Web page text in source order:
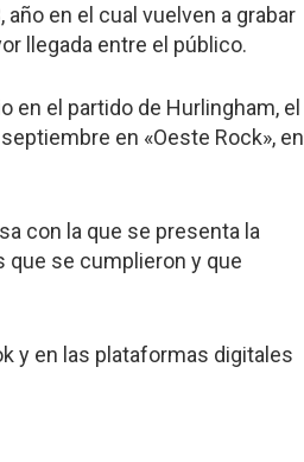
en el cual vuelven a grabar
llegada entre el público.
en el partido de Hurlingham, el
en «Oeste Rock», en
con la que se presenta la
que se cumplieron y que
y en las plataformas digitales